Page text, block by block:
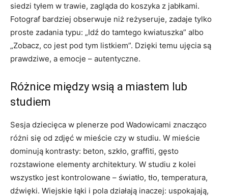
siedzi tyłem w trawie, zagląda do koszyka z jabłkami.
Fotograf bardziej obserwuje niż reżyseruje, zadaje tylko
proste zadania typu: „Idź do tamtego kwiatuszka” albo
„Zobacz, co jest pod tym listkiem”. Dzięki temu ujęcia są
prawdziwe, a emocje – autentyczne.
Różnice między wsią a miastem lub
studiem
Sesja dziecięca w plenerze pod Wadowicami znacząco
różni się od zdjęć w mieście czy w studiu. W mieście
dominują kontrasty: beton, szkło, graffiti, gęsto
rozstawione elementy architektury. W studiu z kolei
wszystko jest kontrolowane – światło, tło, temperatura,
dźwięki. Wiejskie łąki i pola działają inaczej: uspokajają,